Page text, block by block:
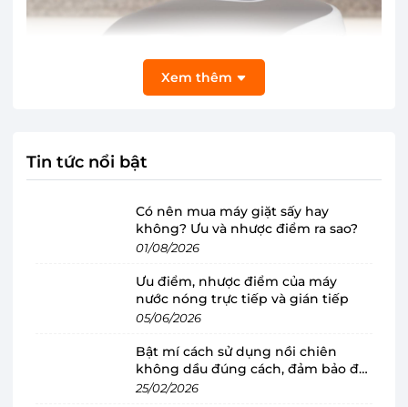
Dung tích 1.8 lít, đáp ứng tốt nhu cầu sử
Nồi cơm điện tử Panasonic SR-CP188NRAM có
dung tích lớn lên đến 1.8 lít thích hợp sử dụng
với gia đình từ 4 - 6 thành viên. Trong lòng của
Xem thêm
Tin tức nổi bật
Có nên mua máy giặt sấy hay
không? Ưu và nhược điểm ra sao?
01/08/2026
Ưu điểm, nhược điểm của máy
nước nóng trực tiếp và gián tiếp
05/06/2026
Bật mí cách sử dụng nồi chiên
không dầu đúng cách, đảm bảo độ
bền
25/02/2026